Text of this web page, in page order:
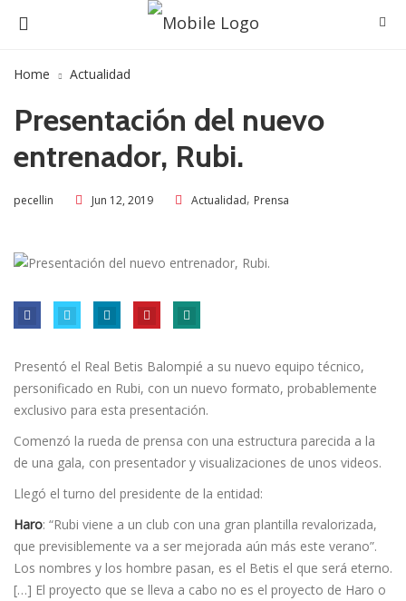
Home Actualidad
Presentación del nuevo
entrenador, Rubi.
pecellin Jun 12, 2019 Actualidad, Prensa
Presentó el Real Betis Balompié a su nuevo equipo técnico,
personificado en Rubi, con un nuevo formato, probablemente
exclusivo para esta presentación.
Comenzó la rueda de prensa con una estructura parecida a la
de una gala, con presentador y visualizaciones de unos videos.
Llegó el turno del presidente de la entidad:
Haro: “Rubi viene a un club con una gran plantilla revalorizada,
que previsiblemente va a ser mejorada aún más este verano”.
Los nombres y los hombre pasan, es el Betis el que será eterno.
[…] El proyecto que se lleva a cabo no es el proyecto de Haro o